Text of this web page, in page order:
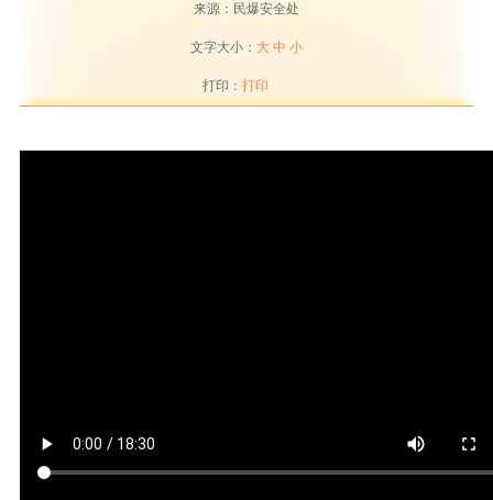
来源：民爆安全处
文字大小： 大 中 小
打印： 打印